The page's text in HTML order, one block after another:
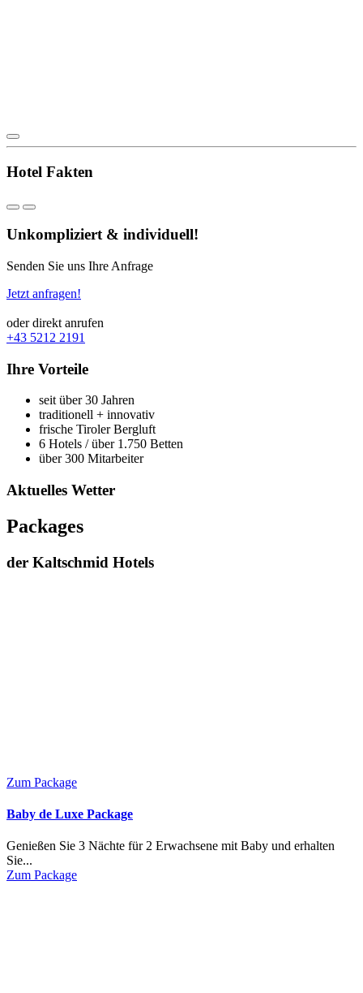
Hotel Fakten
Unkompliziert & individuell!
Senden Sie uns Ihre Anfrage
Jetzt anfragen!
oder direkt anrufen
+43 5212 2191
Ihre Vorteile
seit über 30 Jahren
traditionell + innovativ
frische Tiroler Bergluft
6 Hotels / über 1.750 Betten
über 300 Mitarbeiter
Aktuelles Wetter
Packages
der Kaltschmid Hotels
Zum Package
Baby de Luxe Package
Genießen Sie 3 Nächte für 2 Erwachsene mit Baby und erhalten
Sie...
Zum Package